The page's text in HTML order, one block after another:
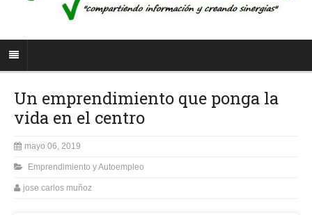
Un emprendimiento que ponga la
vida en el centro
mayo 06, 2019
Emprendimiento y Autoempleo
jose carlos muñoz